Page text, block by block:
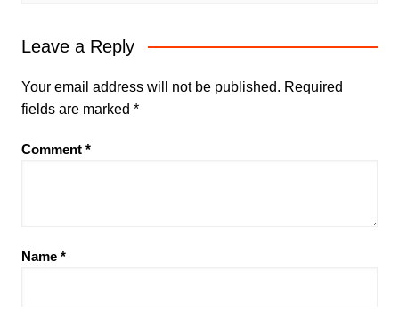
Leave a Reply
Your email address will not be published. Required
fields are marked *
Comment *
Name *